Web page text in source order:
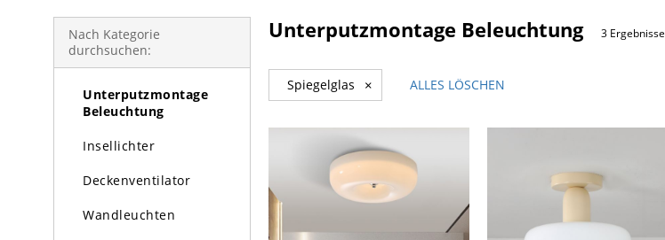
Nach Kategorie
durchsuchen:
Kronleuchter
Pendelleuchte
Unterputzmontage
Beleuchtung
Insellichter
Deckenventilator
Wandleuchten
Unterputzmontage Beleuchtung 3 Ergebnisse
Spiegelglas × ALLES LÖSCHEN